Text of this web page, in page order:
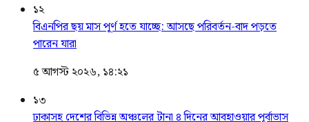
১২
বিএনপির ছয় মাস পূর্ণ হতে যাচ্ছে: আসছে পরিবর্তন-বাদ পড়তে
পারেন যারা
৫ আগস্ট ২০২৬, ১৪:২১
১৩
ঢাকাসহ দেশের বিভিন্ন অঞ্চলের টানা ৪ দিনের আবহাওয়ার পূর্বাভাস